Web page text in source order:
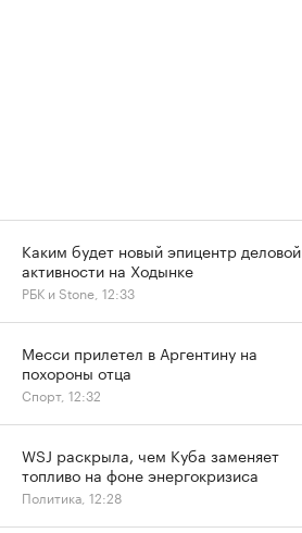
Каким будет новый эпицентр деловой
активности на Ходынке
РБК и Stone, 12:33
Месси прилетел в Аргентину на
похороны отца
Спорт, 12:32
WSJ раскрыла, чем Куба заменяет
топливо на фоне энергокризиса
Политика, 12:28